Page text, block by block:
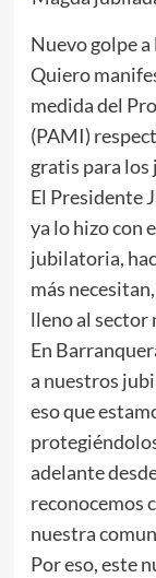
Nuevo golpe
Quiero
medida del
(PAMI)
gratis para los
El Presidente
ya lo hizo con
jubilatoria,
más
lleno al sector
En
a nuestros
eso que
adelante
reconocemos
nuestra
Por eso, este